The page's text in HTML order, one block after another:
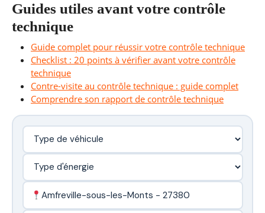
Guides utiles avant votre contrôle
technique
Guide complet pour réussir votre contrôle technique
Checklist : 20 points à vérifier avant votre contrôle
technique
Contre-visite au contrôle technique : guide complet
Comprendre son rapport de contrôle technique
Amfreville-sous-les-Monts - 27380